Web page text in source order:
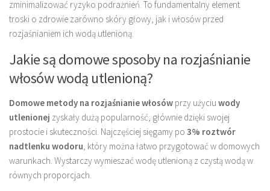
zminimalizować ryzyko podrażnień. To fundamentalny element
troski o zdrowie zarówno skóry głowy, jak i włosów przed
rozjaśnianiem ich wodą utlenioną.
Jakie są domowe sposoby na rozjaśnianie
włosów wodą utlenioną?
Domowe metody na rozjaśnianie włosów przy użyciu wody
utlenionej zyskały dużą popularność, głównie dzięki swojej
prostocie i skuteczności. Najczęściej sięgamy po 3% roztwór
nadtlenku wodoru, który można łatwo przygotować w domowych
warunkach. Wystarczy wymieszać wodę utlenioną z czystą wodą w
równych proporcjach.